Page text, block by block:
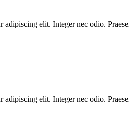
adipiscing elit. Integer nec odio.
adipiscing elit. Integer nec odio.